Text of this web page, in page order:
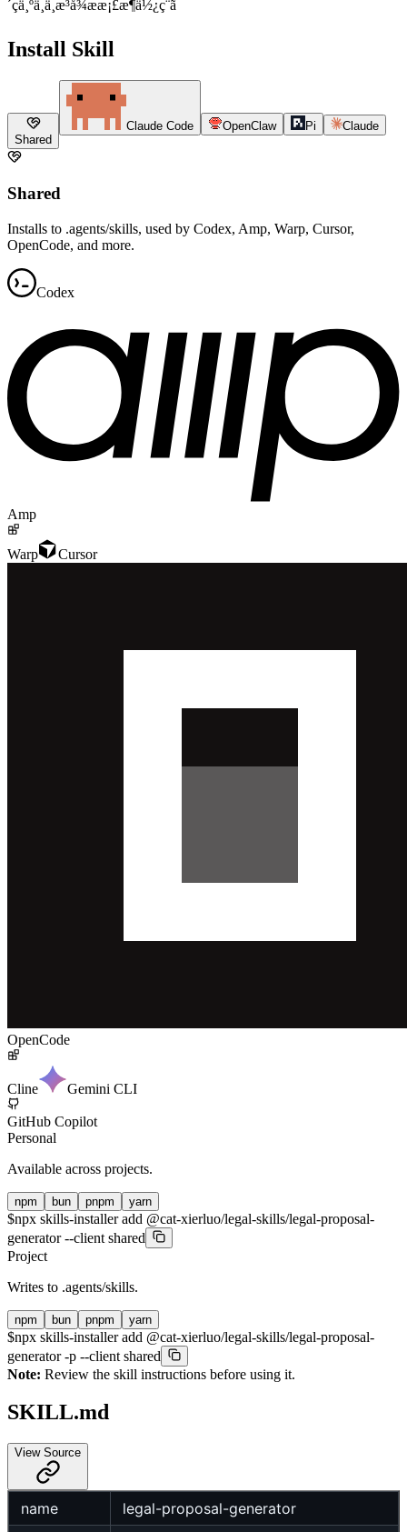
´çä¸ºä¸ä¸æ³å¾ææ¡£æ¶ä½¿ç¨ã
Install Skill
Shared
Claude Code OpenClaw Pi Claude
Shared
Installs to .agents/skills, used by Codex, Amp, Warp, Cursor,
OpenCode, and more.
Codex
Amp
Warp Cursor
OpenCode
Cline Gemini CLI
GitHub Copilot
Personal
Available across projects.
npm bun pnpm yarn
$npx skills-installer add @cat-xierluo/legal-skills/legal-proposal-
generator --client shared
Project
Writes to .agents/skills.
npm bun pnpm yarn
$npx skills-installer add @cat-xierluo/legal-skills/legal-proposal-
generator -p --client shared
Note: Review the skill instructions before using it.
SKILL.md
View Source
name legal-proposal-generator